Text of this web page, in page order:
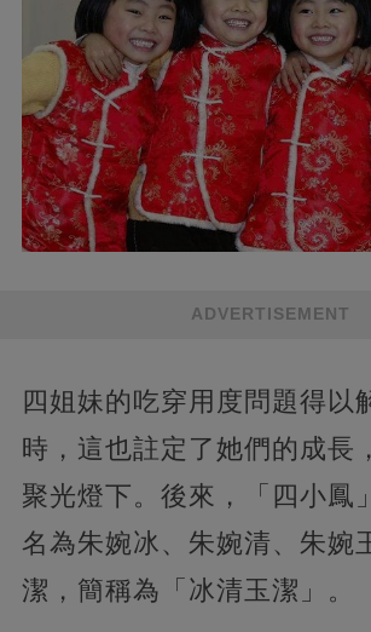
ADVERTISEMENT
四姐妹的吃穿用度問題得以
時，這也註定了她們的成長
聚光燈下。後來，「四小鳳
名為朱婉冰、朱婉清、朱婉
潔，簡稱為「冰清玉潔」。